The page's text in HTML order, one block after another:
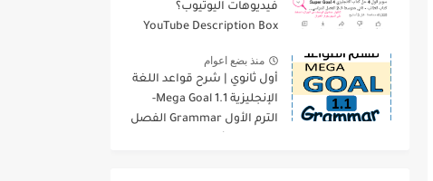
فيديوهات اليوتيوب؟
YouTube Description Box
منذ بضع اعوام
أول ثانوي | شرح قواعد اللغة
الإنجليزية 1.1 Mega Goal-
الترم الأول Grammar الفصل